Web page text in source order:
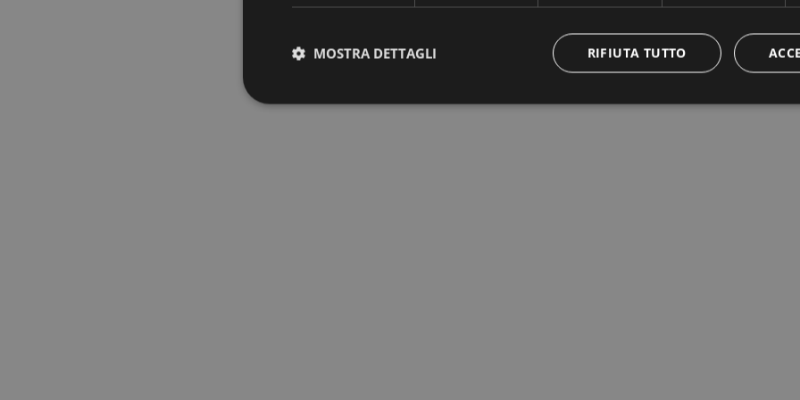
RIFIUTA TUTTO
MOSTRA DETTAGLI